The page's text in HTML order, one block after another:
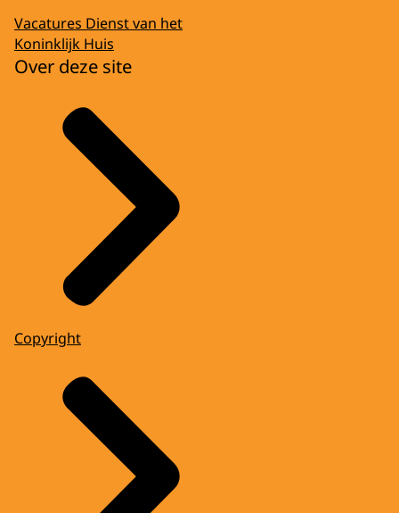
Vacatures Dienst van het
Koninklijk Huis
Over deze site
Copyright